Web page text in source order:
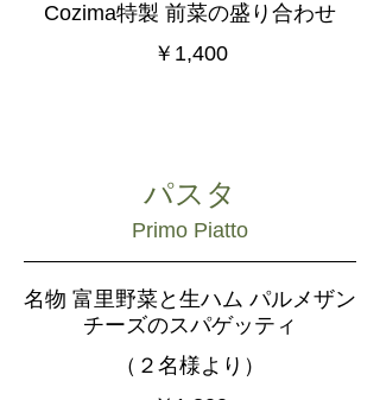
Cozima特製 前菜の盛り合わせ
￥1,400
パスタ
Primo Piatto
名物 富里野菜と生ハム パルメザン
チーズのスパゲッティ
（２名様より）